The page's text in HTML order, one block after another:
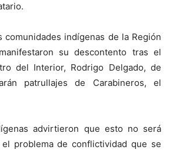
comunidades indígenas de la Región
su descontento tras el
del Interior, Rodrigo Delgado, de
patrullajes de Carabineros, el
advirtieron que esto no será
problema de conflictividad que se